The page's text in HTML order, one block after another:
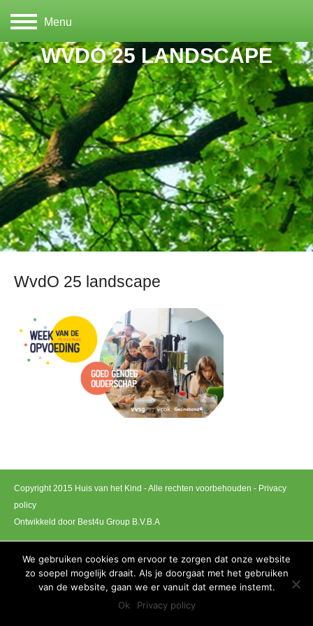
Menu
WVDO 25 LANDSCAPE
WvdO 25 landscape
Copyright 2015 Huis van het Kind - Alle rechten voorbehouden - Privacy
policy
Ontwikkeld door Best4u Group B.V.B.A
We gebruiken cookies om ervoor te zorgen dat onze website
zo soepel mogelijk draait. Als je doorgaat met het gebruiken
van de website, gaan we er vanuit dat ermee instemt.
Ok
Privacy policy